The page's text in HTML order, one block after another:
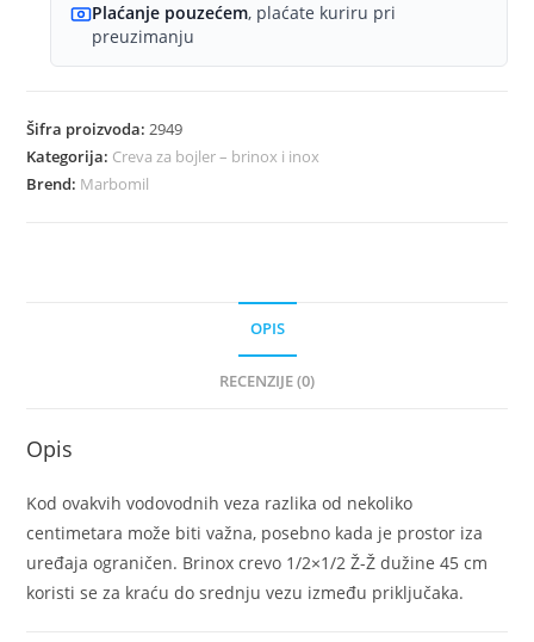
Plaćanje pouzećem, plaćate kuriru pri
preuzimanju
Šifra proizvoda:2949
Kategorija: Creva za bojler – brinox i inox
Brend: Marbomil
OPIS
RECENZIJE (0)
Opis
Kod ovakvih vodovodnih veza razlika od nekoliko
centimetara može biti važna, posebno kada je prostor iza
uređaja ograničen. Brinox crevo 1/2×1/2 Ž-Ž dužine 45 cm
koristi se za kraću do srednju vezu između priključaka.